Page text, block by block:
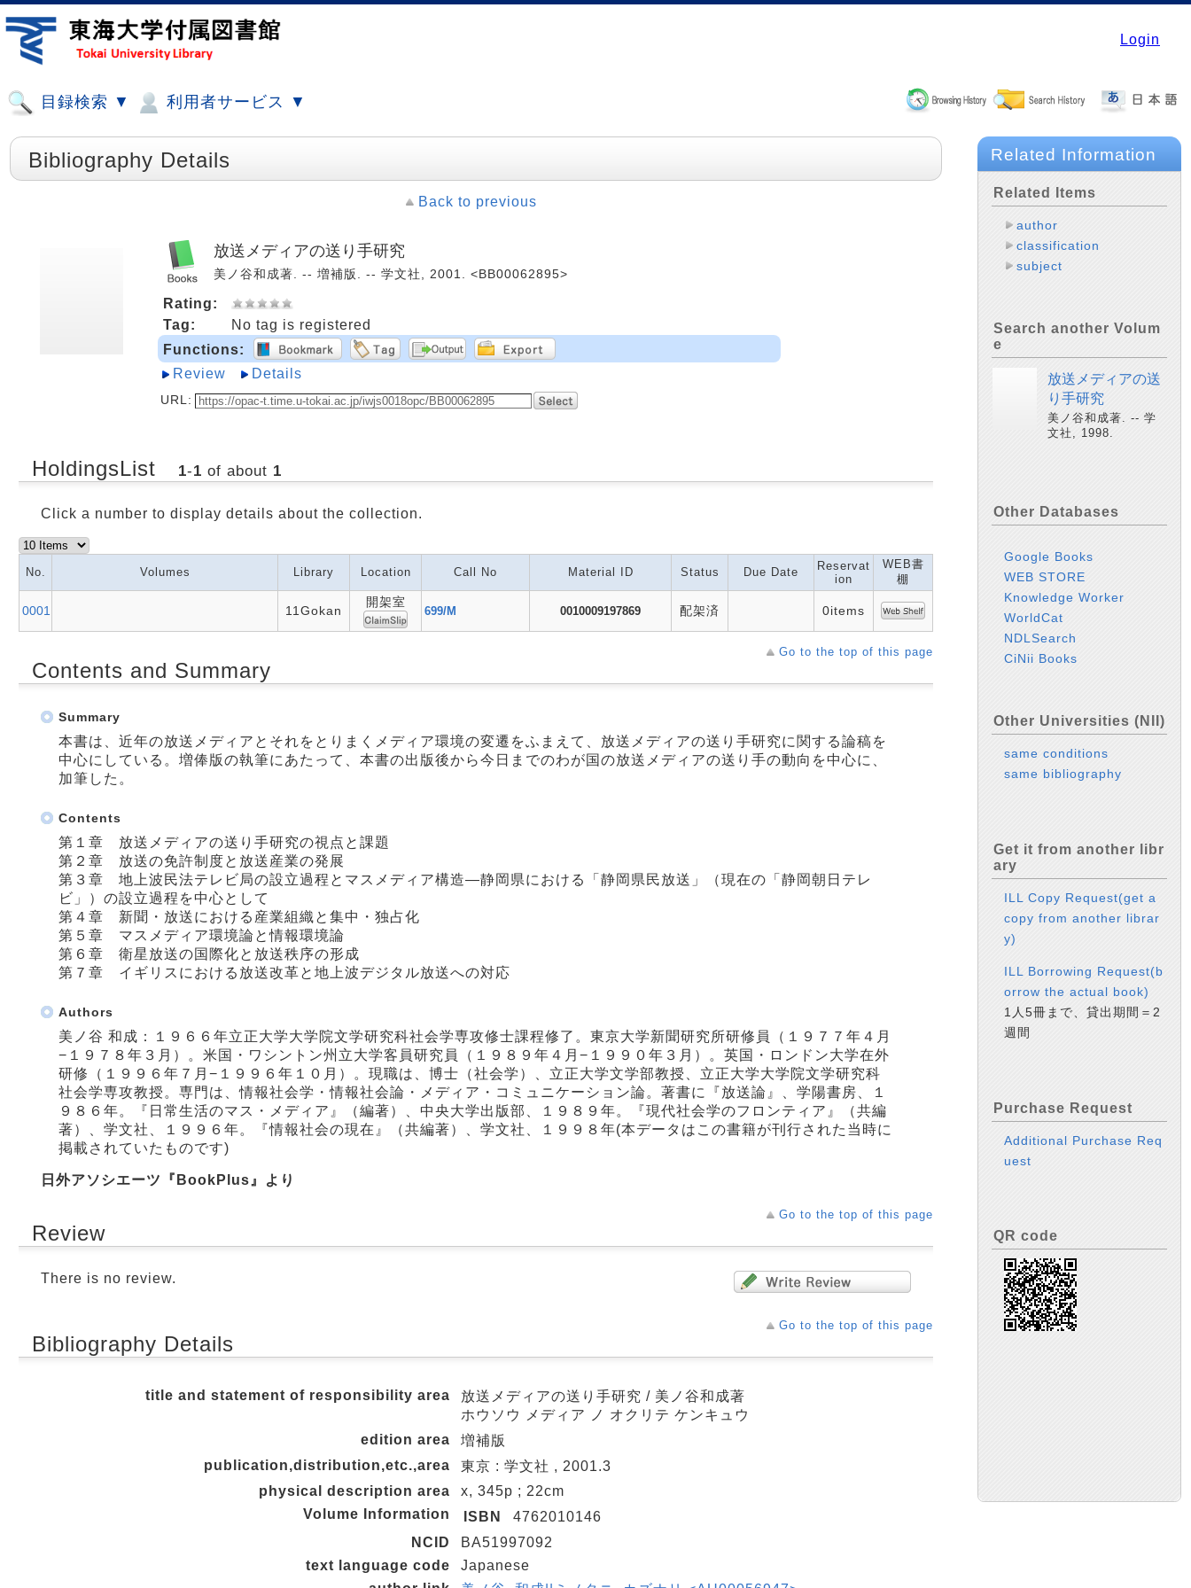
Login
目録検索 ▼ 利用者サービス ▼
Bibliography Details
Back to previous
放送メディアの送り手研究
美ノ谷和成著. -- 増補版. -- 学文社, 2001. <BB00062895>
Rating:
Tag:
No tag is registered
Functions:
Review
Details
URL:
HoldingsList 1-1 of about 1
Click a number to display details about the collection.
No. Volumes Library Location Call No Material ID Status Due Date
Reservat
ion
WEB書
棚
0001 11Gokan
開架室
699/M 0010009197869 配架済 0items
Go to the top of this page
Contents and Summary
Summary
本書は、近年の放送メディアとそれをとりまくメディア環境の変遷をふまえて、放送メディアの送り手研究に関する論稿を
中心にしている。増俸版の執筆にあたって、本書の出版後から今日までのわが国の放送メディアの送り手の動向を中心に、
加筆した。
Contents
第１章 放送メディアの送り手研究の視点と課題
第２章 放送の免許制度と放送産業の発展
第３章 地上波民法テレビ局の設立過程とマスメディア構造―静岡県における「静岡県民放送」（現在の「静岡朝日テレ
ビ」）の設立過程を中心として
第４章 新聞・放送における産業組織と集中・独占化
第５章 マスメディア環境論と情報環境論
第６章 衛星放送の国際化と放送秩序の形成
第７章 イギリスにおける放送改革と地上波デジタル放送への対応
Authors
美ノ谷 和成：１９６６年立正大学大学院文学研究科社会学専攻修士課程修了。東京大学新聞研究所研修員（１９７７年４月
−１９７８年３月）。米国・ワシントン州立大学客員研究員（１９８９年４月−１９９０年３月）。英国・ロンドン大学在外
研修（１９９６年７月−１９９６年１０月）。現職は、博士（社会学）、立正大学文学部教授、立正大学大学院文学研究科
社会学専攻教授。専門は、情報社会学・情報社会論・メディア・コミュニケーション論。著書に『放送論』、学陽書房、１
９８６年。『日常生活のマス・メディア』（編著）、中央大学出版部、１９８９年。『現代社会学のフロンティア』（共編
著）、学文社、１９９６年。『情報社会の現在』（共編著）、学文社、１９９８年(本データはこの書籍が刊行された当時に
掲載されていたものです)
日外アソシエーツ『BookPlus』より
Go to the top of this page
Review
There is no review.
Go to the top of this page
Bibliography Details
title and statement of responsibility area
放送メディアの送り手研究 / 美ノ谷和成著
ホウソウ メディア ノ オクリテ ケンキュウ
edition area
増補版
publication,distribution,etc.,area
東京 : 学文社 , 2001.3
physical description area
x, 345p ; 22cm
Volume Information
ISBN
4762010146
NCID
BA51997092
text language code
Japanese
Related Information
Related Items
author
classification
subject
Search another Volum
e
放送メディアの送
り手研究
美ノ谷和成著. -- 学
文社, 1998.
Other Databases
Google Books
WEB STORE
Knowledge Worker
WorldCat
NDLSearch
CiNii Books
Other Universities (NII)
same conditions
same bibliography
Get it from another libr
ary
ILL Copy Request(get a
copy from another librar
y)
ILL Borrowing Request(b
orrow the actual book)
1人5冊まで、貸出期間＝2
週間
Purchase Request
Additional Purchase Req
uest
QR code